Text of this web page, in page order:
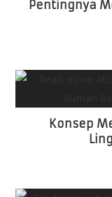
Pentingnya
Konsep